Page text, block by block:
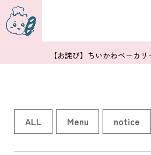
詳しくはこ
【お詫び】ちいかわベーカ
ALL Menu notice